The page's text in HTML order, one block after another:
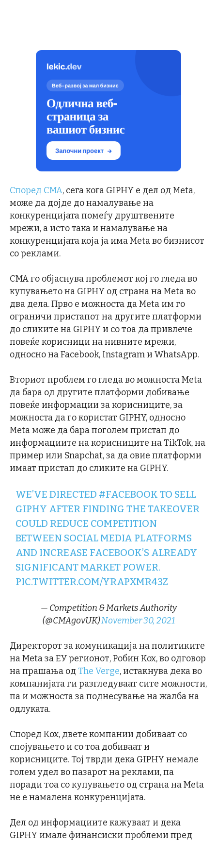
Според CMA, сега кога GIPHY е дел од Meta,
може да дојде до намалување на
конкуренцијата помеѓу друштвените
мрежи, а исто така и намалување на
конкуренцијата која ја има Meta во бизнисот
со реклами.
CMA го објаснува проблемот кој го гледа во
купувањето на GIPHY од страна на Meta во
два дела. Прво е можноста да Meta им го
ограничи пристапот на другите платформи
до сликите на GIPHY и со тоа да привлече
повеќе корисници на нивните мрежи,
односно на Facebook, Instagram и WhatsApp.
Вториот проблем го гледа во можноста Meta
да бара од другите платформи добивање
повеќе информации за корисниците, за
можноста да го користат GIPHY, односно
Meta може да бара поголем пристап до
информациите на корисниците на TikTok, на
пример или Snapchat, за да овие платформи
имаат пристап до сликите на GIPHY.
WE’VE DIRECTED #FACEBOOK TO SELL
GIPHY AFTER FINDING THE TAKEOVER
COULD REDUCE COMPETITION
BETWEEN SOCIAL MEDIA PLATFORMS
AND INCREASE FACEBOOK’S ALREADY
SIGNIFICANT MARKET POWER.
PIC.TWITTER.COM/YRAPXMR43Z
— Competition & Markets Authority
(@CMAgovUK)November 30, 2021
Директорот за комуникација на политиките
на Meta за ЕУ регионот, Робин Кох, во одговор
на прашања од The Verge, истакнува дека во
компанијата ги разгледуваат сите можности,
па и можноста за поднесување на жалба на
одлуката.
Според Кох, двете компании добиваат со
спојувањето и со тоа добиваат и
корисниците. Тој тврди дека GIPHY немале
голем удел во пазарот на реклами, па
поради тоа со купувањето од страна на Meta
не е намалена конкуренцијата.
Дел од информациите кажуваат и дека
GIPHY имале финансиски проблеми пред